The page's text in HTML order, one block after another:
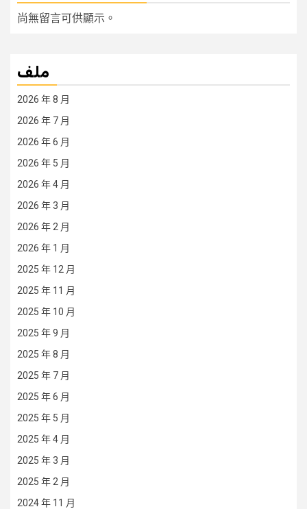
尚無留言可供顯示。
ملف
2026 年 8 月
2026 年 7 月
2026 年 6 月
2026 年 5 月
2026 年 4 月
2026 年 3 月
2026 年 2 月
2026 年 1 月
2025 年 12 月
2025 年 11 月
2025 年 10 月
2025 年 9 月
2025 年 8 月
2025 年 7 月
2025 年 6 月
2025 年 5 月
2025 年 4 月
2025 年 3 月
2025 年 2 月
2024 年 11 月